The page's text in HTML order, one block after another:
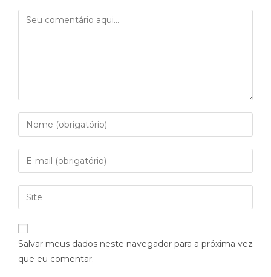
Salvar meus dados neste navegador para a próxima vez
que eu comentar.